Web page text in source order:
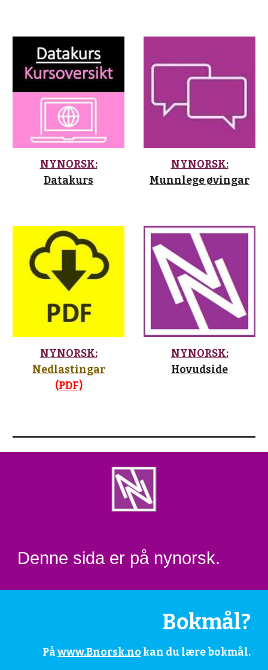
NYNORSK:
Datakurs
NYNORSK:
Munnlege øvingar
NYNORSK:
Nedlastingar
(PDF)
NYNORSK:
Hovudside
Denne sida er på nynorsk.
Bokmål?
Påwww.Bnorsk.no kan du lære bokmål.